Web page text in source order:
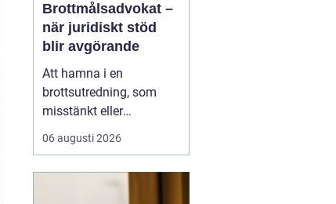
Brottmålsadvokat –
när juridiskt stöd
blir avgörande
Att hamna i en
brottsutredning, som
misstänkt eller
brottsoffer, vänder ofta
upp och ned på
06 augusti 2026